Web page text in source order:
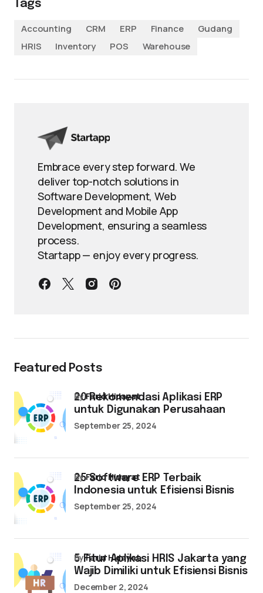
Tags
Accounting
CRM ERP Finance
Gudang
HRIS
Inventory POS Warehouse
Embrace every step forward. We
deliver top-notch solutions in
Software Development, Web
Development and Mobile App
Development, ensuring a seamless
process.
Startapp — enjoy every progress.
Featured Posts
20 Rekomendasi Aplikasi ERP
untuk Digunakan Perusahaan
byFarid Hidayat
September 25, 2024
25 Software ERP Terbaik
Indonesia untuk Efisiensi Bisnis
byFarid Hidayat
September 25, 2024
5 Fitur Aplikasi HRIS Jakarta yang
Wajib Dimiliki untuk Efisiensi Bisnis
byFarid Hidayat
December 2, 2024